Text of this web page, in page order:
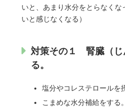
いと、あまり水分をとらなく
いと感じなくなる）
対策その１ 腎臓（じ
る。
塩分やコレステロールを
こまめな水分補給をする。